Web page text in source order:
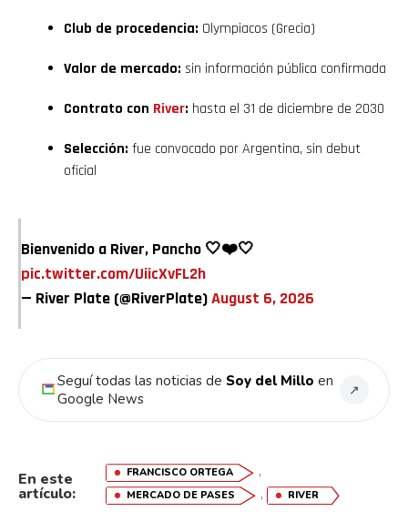
Club de procedencia: Olympiacos (Grecia)
Valor de mercado: sin información pública confirmada
Contrato con River: hasta el 31 de diciembre de 2030
Selección: fue convocado por Argentina, sin debut
oficial
Bienvenido a River, Pancho 🤍❤️🤍
pic.twitter.com/UiicXvFL2h
— River Plate (@RiverPlate)August 6, 2026
Seguí todas las noticias de Soy del Millo en
Google News
↗
En este
artículo:
FRANCISCO ORTEGA ,
MERCADO DE PASES , RIVER